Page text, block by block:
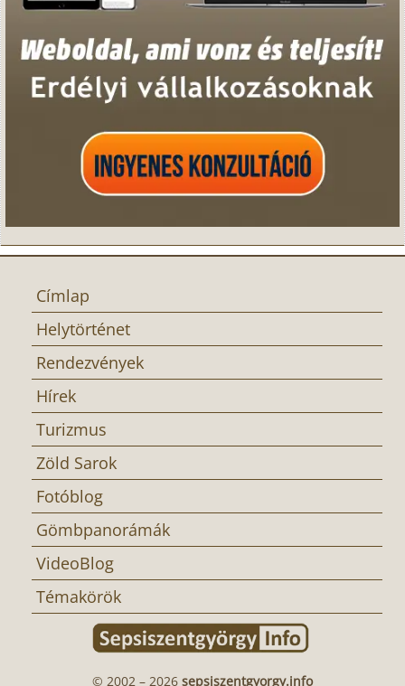
Címlap
Helytörténet
Rendezvények
Hírek
Turizmus
Zöld Sarok
Fotóblog
Gömbpanorámák
VideoBlog
Témakörök
© 2002 – 2026 sepsiszentgyorgy.info